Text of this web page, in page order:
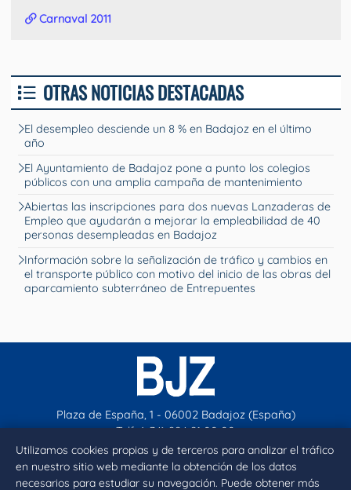
Utilizamos cookies propias y de terceros para analizar el tráfico
en nuestro sitio web mediante la obtención de los datos
necesarios para estudiar su navegación. Puede obtener más
Carnaval 2011
OTRAS NOTICIAS DESTACADAS
El desempleo desciende un 8 % en Badajoz en el último
año
El Ayuntamiento de Badajoz pone a punto los colegios
públicos con una amplia campaña de mantenimiento
Abiertas las inscripciones para dos nuevas Lanzaderas de
Empleo que ayudarán a mejorar la empleabilidad de 40
personas desempleadas en Badajoz
Información sobre la señalización de tráfico y cambios en
el transporte público con motivo del inicio de las obras del
aparcamiento subterráneo de Entrepuentes
Plaza de España, 1 - 06002 Badajoz (España)
Telf. (+34) 924 21 00 00
contacto@aytobadajoz.es